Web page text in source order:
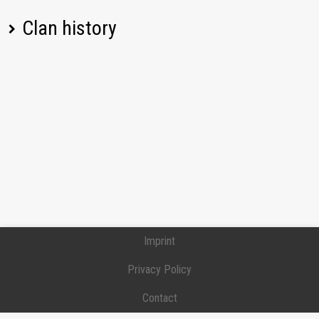
Clan history
Imprint
Privacy Policy
Contact